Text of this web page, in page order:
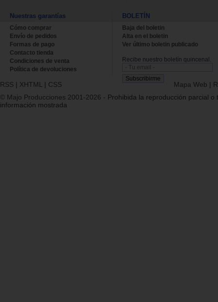
Nuestras garantías
Cómo comprar
Envío de pedidos
Formas de pago
Contacto tienda
Condiciones de venta
Política de devoluciones
BOLETÍN
Baja del boletin
Alta en el boletin
Ver último boletin publicado
Recibe nuestro boletín quincenal.
RSS | XHTML | CSS Mapa Web |
© Majo Producciones 2001-2026 - Prohibida la reproducción parcial o
información mostrada